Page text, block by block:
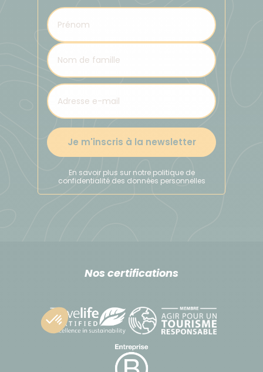
Je m'inscris à la newsletter
En savoir plus sur notre politique de
confidentialité des données personnelles
Nos certifications